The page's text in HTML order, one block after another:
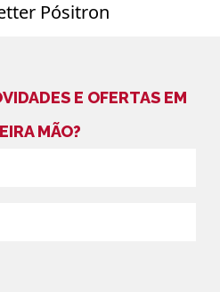
E OFERTAS EM
MÃO?